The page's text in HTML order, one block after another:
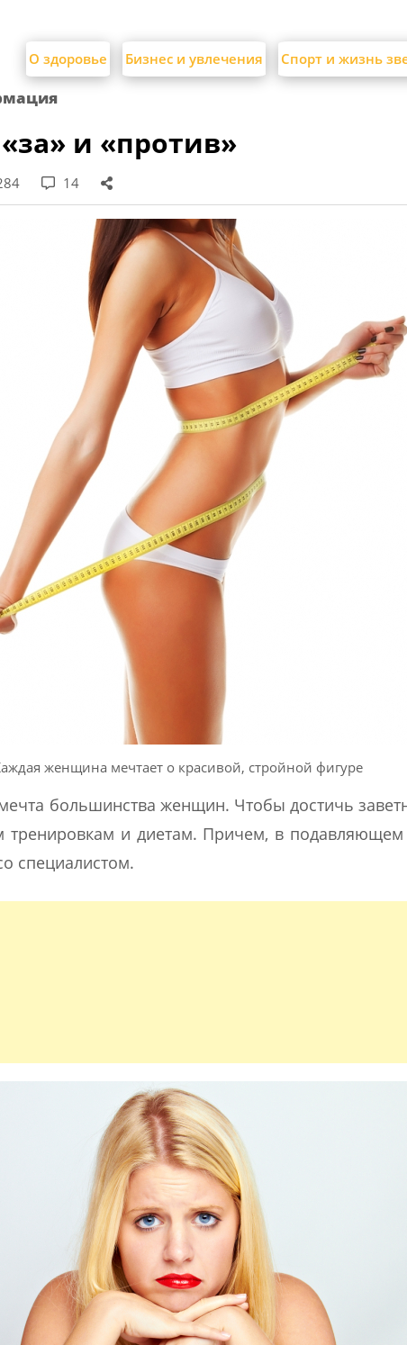
О здоровье Бизнес и увлечения Спорт и жизнь
и «против»
14
женщина мечтает о красивой, стройной фигуре
большинства женщин. Чтобы достичь
и диетам. Причем, в подавляющем
специалистом.